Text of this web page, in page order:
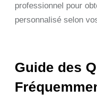
professionnel pour
personnalisé selon
Guide des